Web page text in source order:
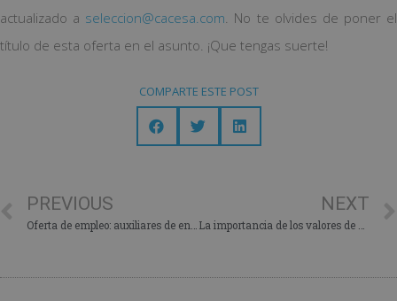
actualizado a seleccion@cacesa.com . No te olvides de poner el
título de esta oferta en el asunto. ¡Que tengas suerte!
COMPARTE ESTE POST
PREVIOUS
Oferta de empleo: auxiliares de enfermería geriátrica
NEXT
La importancia de los valores de una empresa